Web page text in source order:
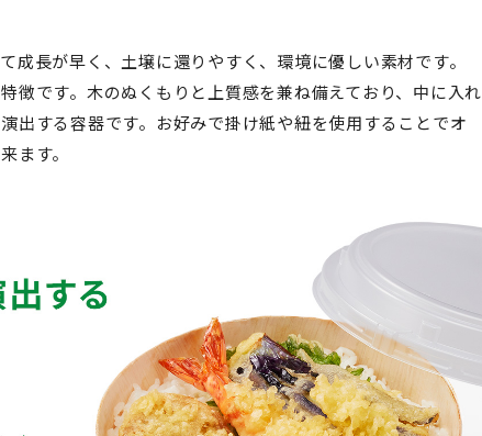
成長が早く、土壌に還りやすく、環境に優しい素材です。
徴です。木のぬくもりと上質感を兼ね備えており、中に入れ
出する容器です。お好みで掛け紙や紐を使用することでオ
ます。